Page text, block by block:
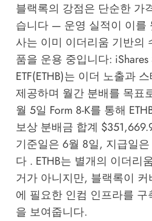
블랙록의 강점은 단순한 가
습니다 — 운영 실적이 이를
사는 이미 이더리움 기반의
품을 운용 중입니다: iShares
ETF(ETHB)는 이더 노출과
제공하며 월간 분배를 목표
월 5일 Form 8-K를 통해
보상 분배금 합계
기준일은 6월 8일, 지급일
다 . ETHB는 별개의 이더리
거가 아니지만, 블랙록이
에 필요한 인컴 인프라를
을 보여줍니다.